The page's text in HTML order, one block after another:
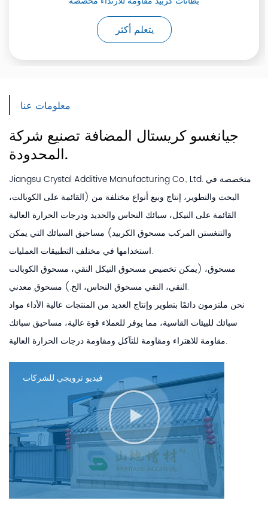
معلومات عنا
جيانغسو كريستال المضافة تصنيع شركة
المحدودة.
Jiangsu Crystal Additive Manufacturing Co., Ltd. متخصصة في
البحث والتطوير، إنتاج وبيع أنواع مختلفة من (القائمة على الكوبالت،
القائمة على النيكل، سبائك النحاس والحديد ودرجات الحرارة العالية
والتنغستن المركب مسحوق الكربيد) مساحيق السبائك التي يمكن
استخدامها في مختلف التطبيقات العمليات.
مسحوق، (يمكن تخصيص مسحوق النيكل النقي، مسحوق الكوبالت
النقي، النقي مسحوق النحاس، الخ.) مسحوق معدني.
نحن ملتزمون دائمًا بتطوير وإنتاج العديد من المنتجات عالية الأداء مواد
سبائك للبيئات القاسية، مما يوفر للعملاء قوة عالية، مساحيق سبائك
مقاومة للاهتراء ومقاومة للتآكل ومقاومة درجات الحرارة العالية.
فيديو ترويجي للشركات